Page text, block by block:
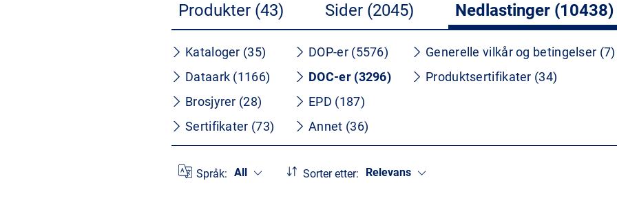
Produkter (43) Sider (2045) Nedlastinger (10438)
Kataloger (35)
Dataark (1166)
Brosjyrer (28)
Sertifikater (73)
DOP-er (5576)
DOC-er (3296)
EPD (187)
Annet (36)
Generelle vilkår og betingelser (7)
Produktsertifikater (34)
Språk: All Sorter etter: Relevans